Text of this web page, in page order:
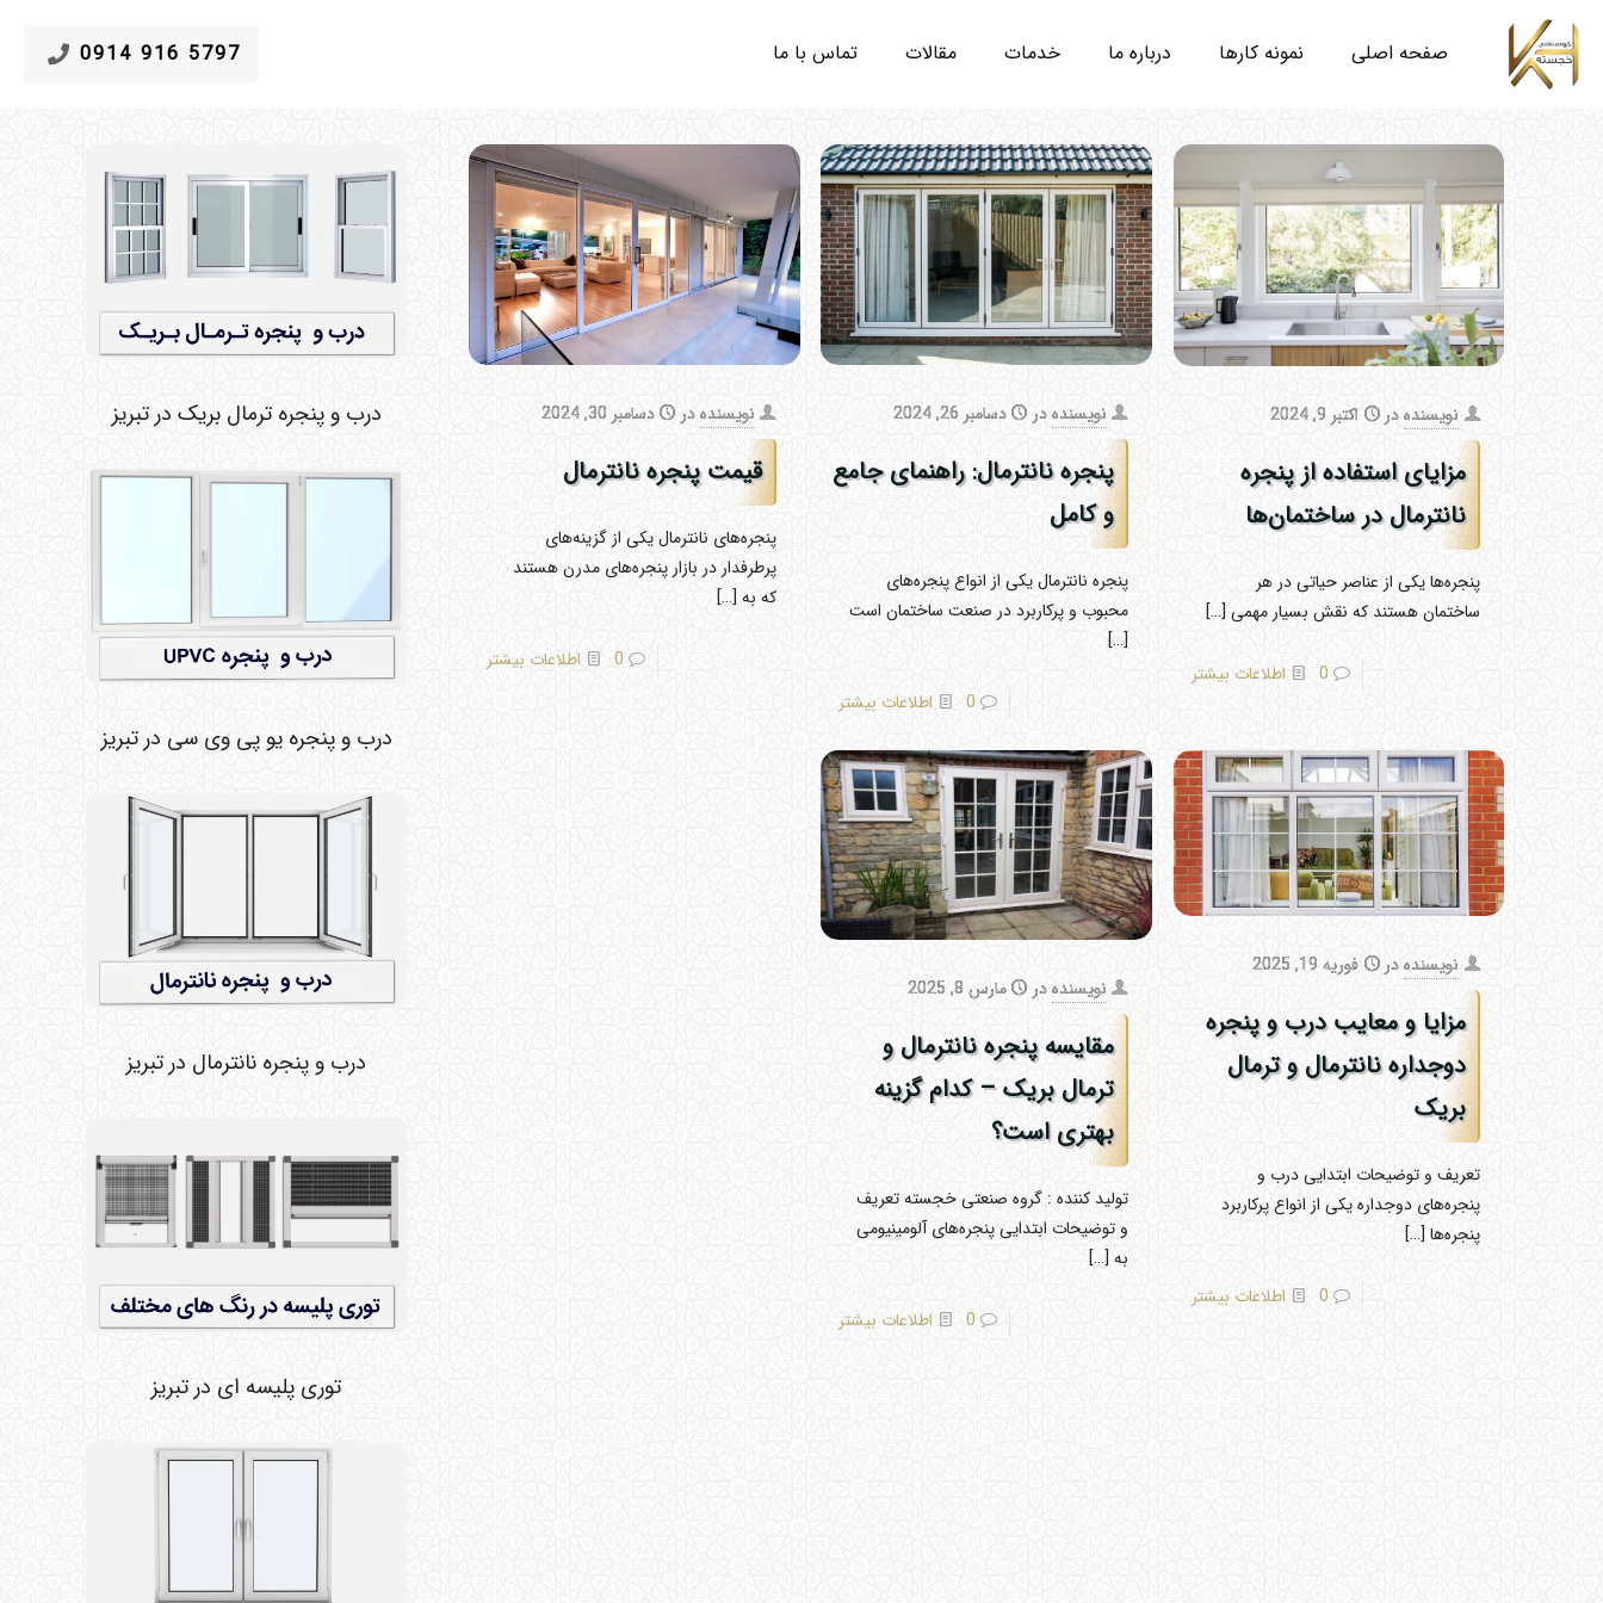
صفحه اصلی نمونه کارها درباره ما خدمات مقالات تماس با ما 5797 916 0914
نویسندهدر اکتبر 9, 2024
مزایای استفاده از پنجره
نانترمال در ساختمان‌ها
پنجره‌ها یکی از عناصر حیاتی در هر
ساختمان هستند که نقش بسیار مهمی[…]
0 اطلاعات بیشتر
نویسندهدر دسامبر 26, 2024
پنجره نانترمال: راهنمای جامع
و کامل
پنجره نانترمال یکی از انواع پنجره‌های
محبوب و پرکاربرد در صنعت ساختمان است
[…]
0 اطلاعات بیشتر
نویسنده در دسامبر 30, 2024
قیمت پنجره نانترمال
پنجره‌های نانترمال یکی از گزینه‌های
پرطرفدار در بازار پنجره‌های مدرن هستند
که به […]
0 اطلاعات بیشتر
نویسندهدر فوریه 19, 2025
مزایا و معایب درب و پنجره
دوجداره نانترمال و ترمال
بریک
تعریف و توضیحات ابتدایی درب و
پنجره‌های دوجداره یکی از انواع پرکاربرد
پنجره‌ها[…]
0 اطلاعات بیشتر
نویسندهدر مارس 8, 2025
مقایسه پنجره نانترمال و
ترمال بریک – کدام گزینه
بهتری است؟
تولید کننده : گروه صنعتی خجسته تعریف
و توضیحات ابتدایی پنجره‌های آلومینیومی
به[…]
0 اطلاعات بیشتر
درب و پنجره ترمال بریک در تبریز
درب و پنجره یو پی وی سی در تبریز
درب و پنجره نانترمال در تبریز
توری پلیسه ای در تبریز